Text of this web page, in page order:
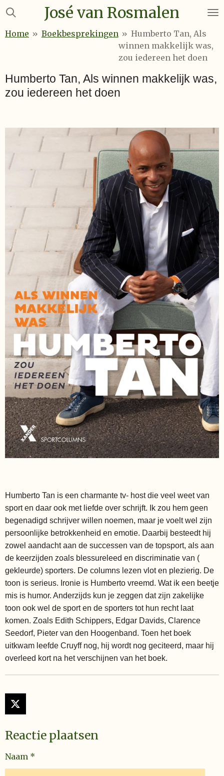
Ga
naar
José van Rosmalen
Home » Boekbesprekingen » Humberto Tan, Als
winnen makkelijk was,
zou iedereen het doen
Humberto Tan, Als winnen makkelijk was,
zou iedereen het doen
Humberto Tan is een charmante tv- host die veel weet van
sport en daar ook met liefde over schrijft. Ik zou hem geen
begenadigd schrijver willen noemen, maar je voelt wel zijn
persoonlijke betrokkenheid en emotie. Daarbij besteedt hij
zowel aandacht aan de successen van de topsport, als aan
de keerzijden zoals blessureleed en discriminatie van (
gekleurde) sporters. De columns lezen vlot en plezierig. De
toon is serieus. Ironie is Humberto vreemd. Wat ik een beetje
mis is humor. Anderzijds kun je zeggen dat zijn zakelijke
toon ook wel de sport en de sporters tot hun recht laat
komen. Zoals Edith Schippers, Edgar Davids, Clarence
Seedorf, Pieter van den Hoogenband. Toen het boek
uitkwam leefde Cruyff nog, hij wordt nog geciteerd, maar hij
overleed kort na het verschijnen van het boek.
X
Reactie plaatsen
Naam *